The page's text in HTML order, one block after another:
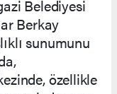
Belediyesi
Berkay
sunumunu
özellikle